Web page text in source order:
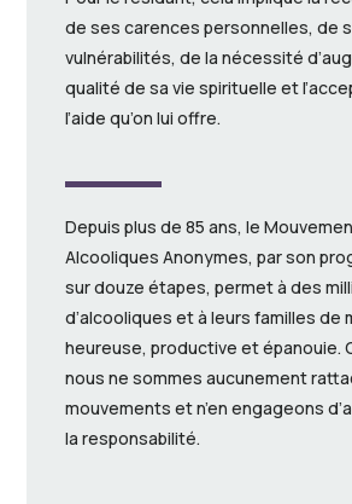
de ses carences personnelles, de
vulnérabilités, de la nécessité
qualité de sa vie spirituelle et
l’aide qu’on lui offre.
Depuis plus de 85 ans, le
Alcooliques Anonymes, par son
sur douze étapes, permet à des
d’alcooliques et à leurs familles de
heureuse, productive et épanouie.
nous ne sommes aucunement
mouvements et n’en engageons
la responsabilité.